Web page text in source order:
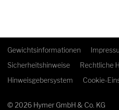
Gewichtsinformationen
Sicherheitshinweise
Rechtliche
Hinweisgebersystem
Cookie-
© 2026 Hymer GmbH & Co. KG